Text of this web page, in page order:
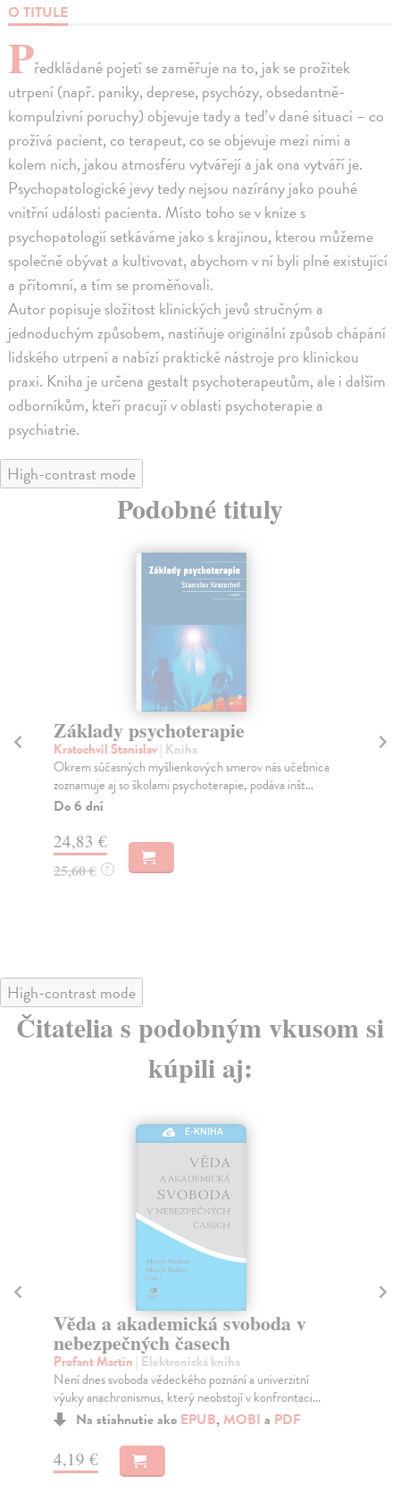
O TITULE
Předkládané pojetí se zaměřuje na to, jak se prožitek
utrpení (např. paniky, deprese, psychózy, obsedantně-
kompulzivní poruchy) objevuje tady a teď v dané situaci – co
prožívá pacient, co terapeut, co se objevuje mezi nimi a
kolem nich, jakou atmosféru vytvářejí a jak ona vytváří je.
Psychopatologické jevy tedy nejsou nazírány jako pouhé
vnitřní události pacienta. Místo toho se v knize s
psychopatologií setkáváme jako s krajinou, kterou můžeme
společně obývat a kultivovat, abychom v ní byli plně existující
a přítomní, a tím se proměňovali.
Autor popisuje složitost klinických jevů stručným a
jednoduchým způsobem, nastiňuje originální způsob chápání
lidského utrpení a nabízí praktické nástroje pro klinickou
praxi. Kniha je určena gestalt psychoterapeutům, ale i dalším
odborníkům, kteří pracují v oblasti psychoterapie a
psychiatrie.
High-contrast mode
Podobné tituly
Základy psychoterapie
Kratochvíl Stanislav| Kniha
Okrem súčasných myšlienkových smerov nás učebnica
zoznamuje aj so školami psychoterapie, podáva inšt...
Do 6 dní
24,83 €
25,60 € ?
High-contrast mode
Čitatelia s podobným vkusom si
kúpili aj:
E-KNIHA
Věda a akademická svoboda v
nebezpečných časech
Profant Martin | Elektronická kniha
Není dnes svoboda vědeckého poznání a univerzitní
výuky anachronismus, který neobstojí v konfrontaci...
Na stiahnutie ako EPUB,MOBI a PDF
4,19 €